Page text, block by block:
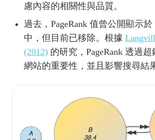
慮內容的相關性與品質。
過去，PageRank 值曾公開顯示於
中，但目前已移除。根據
(2012) 的研究，PageRank 透過
網站的重要性，並且影響搜尋結